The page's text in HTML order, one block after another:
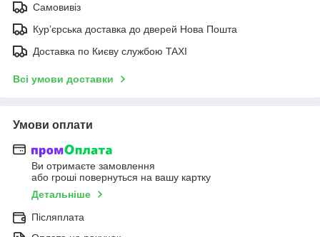
Самовивіз
Курʼєрська доставка до дверей Нова Пошта
Доставка по Києву службою TAXI
Всі умови доставки
Умови оплати
Ви отримаєте замовлення
або гроші повернуться на вашу картку
Детальніше
Післяплата